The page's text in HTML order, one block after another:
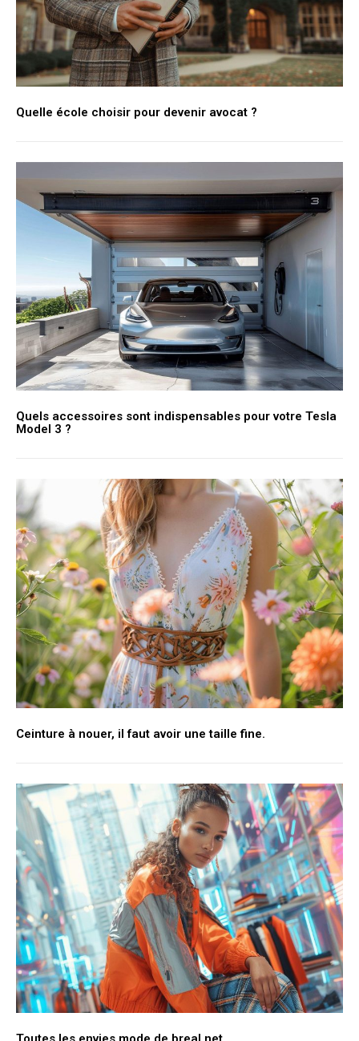
Quelle école choisir pour devenir avocat ?
Quels accessoires sont indispensables pour votre Tesla
Model 3 ?
Ceinture à nouer, il faut avoir une taille fine.